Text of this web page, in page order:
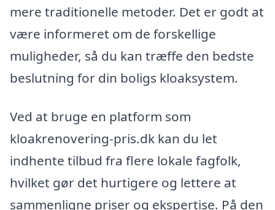
mere traditionelle metoder. Det er godt at
være informeret om de forskellige
muligheder, så du kan træffe den bedste
beslutning for din boligs kloaksystem.
Ved at bruge en platform som
kloakrenovering-pris.dk kan du let
indhente tilbud fra flere lokale fagfolk,
hvilket gør det hurtigere og lettere at
sammenligne priser og ekspertise. På den